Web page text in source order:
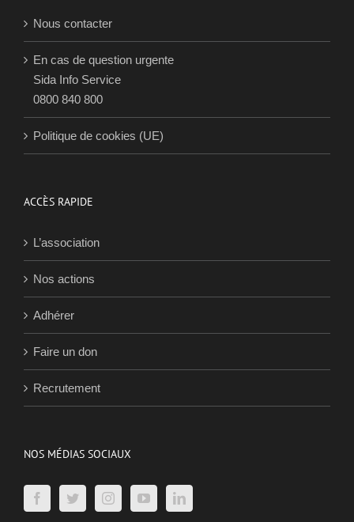
Nous contacter
En cas de question urgente
Sida Info Service
0800 840 800
Politique de cookies (UE)
L’association
Nos actions
Adhérer
Faire un don
Recrutement